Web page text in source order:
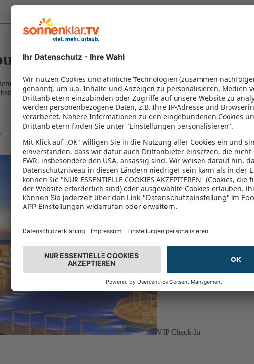
Flug und Hotel in einem Paket kombiniert werden – das spart Zeit und
erleben!
VIP Check-In